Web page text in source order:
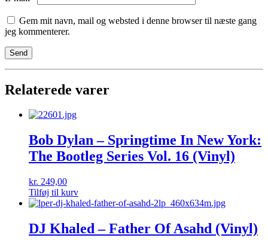
Gem mit navn, mail og websted i denne browser til næste gang
jeg kommenterer.
Relaterede varer
Bob Dylan – Springtime In New York:
The Bootleg Series Vol. 16 (Vinyl)
kr. 249,00
Tilføj til kurv
DJ Khaled – Father Of Asahd (Vinyl)